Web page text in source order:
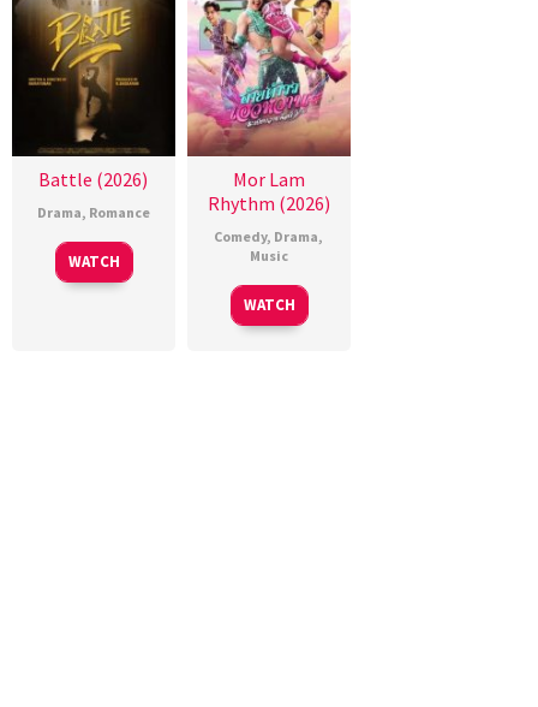
Battle (2026)
Drama, Romance
WATCH
Mor Lam
Rhythm (2026)
Comedy, Drama,
Music
WATCH